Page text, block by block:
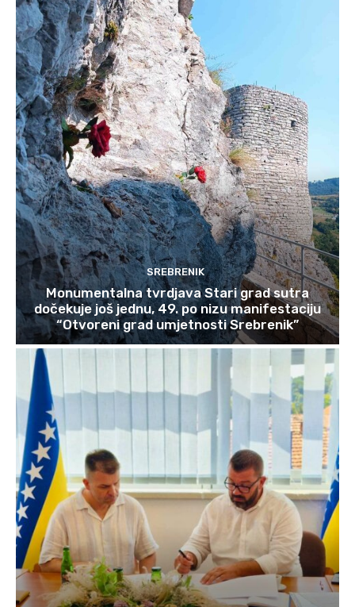
SREBRENIK
Monumentalna tvrdjava Stari grad sutra
dočekuje još jednu, 49. po nizu manifestaciju
“Otvoreni grad umjetnosti Srebrenik”